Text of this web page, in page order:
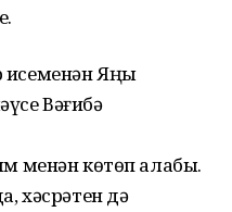
Яңы
Вәғибә
менән көтөп алабыҙ.
хәсрәтен дә